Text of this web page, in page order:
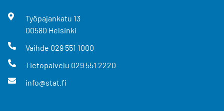
Työpajankatu 13
00580 Helsinki
Vaihde 029 551 1000
Tietopalvelu 029 551 2220
info@stat.fi